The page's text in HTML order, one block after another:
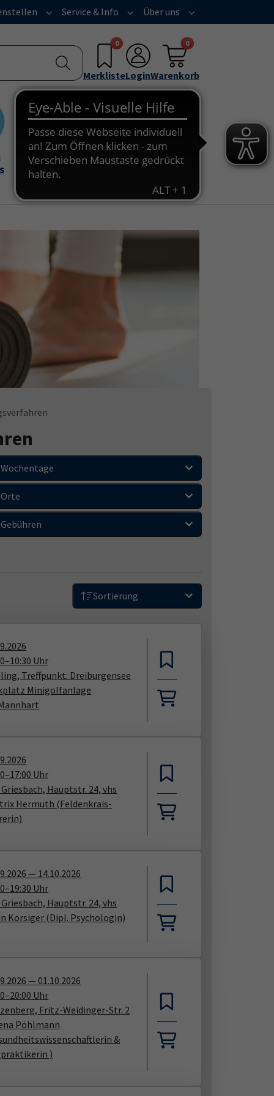
for "Programm"Submenu for "Außenstellen"
Service & Info Submenu for "Service & Info"
Über uns Submenu for "Über
0
MerklisteLogin
0
Warenkorb
Onlinekurse
Wochentage
Orte
Gebühren
Sortierung
–10:30 Uhr
Treffpunkt: Dreiburgensee
Minigolfanlage
–17:00 Uhr
Griesbach, Hauptstr. 24, vhs
Hermuth (Feldenkrais-
— 14.10.2026
–19:30 Uhr
Griesbach, Hauptstr. 24, vhs
Korsiger (Dipl. Psychologin)
— 01.10.2026
–20:00 Uhr
Fritz-Weidinger-Str. 2
Pöhlmann
&
)